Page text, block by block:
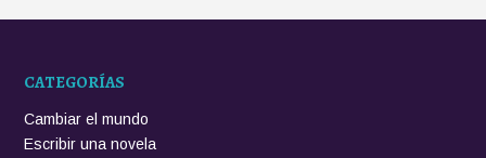
CATEGORÍAS
Cambiar el mundo
Escribir una novela